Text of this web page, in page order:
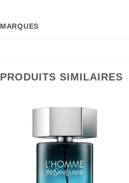
MARQUES
PRODUITS SIMILAIRES